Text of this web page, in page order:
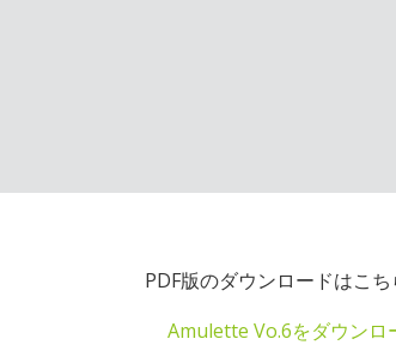
PDF版のダウンロードはこち
Amulette Vo.6をダウンロ